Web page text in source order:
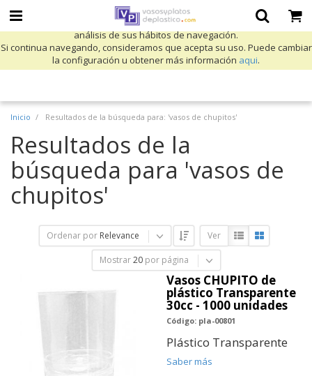
Utilizamos cookies propias y de terceros para mejorar nuestros servicios
y mostrarle publicidad relacionada con sus preferencias mediante el
análisis de sus hábitos de navegación.
Si continua navegando, consideramos que acepta su uso. Puede cambiar
la configuración u obtener más información aqui.
Inicio Resultados de la búsqueda para: 'vasos de chupitos'
Resultados de la
búsqueda para 'vasos de
chupitos'
Ordenar por Relevance Ver
Mostrar 20 por página
Vasos CHUPITO de
plástico Transparente
30cc - 1000 unidades
Código: pla-00801
Plástico Transparente
Saber más